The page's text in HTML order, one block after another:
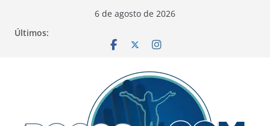
6 de agosto de 2026
Últimos: